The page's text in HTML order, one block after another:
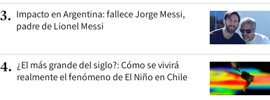
3. Impacto en Argentina: fallece Jorge Messi,
padre de Lionel Messi
4. ¿El más grande del siglo?: Cómo se vivirá
realmente el fenómeno de El Niño en Chile